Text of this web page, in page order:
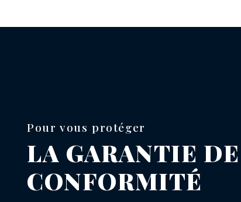
Pour vous protéger
LA GARANTIE DE
CONFORMITÉ